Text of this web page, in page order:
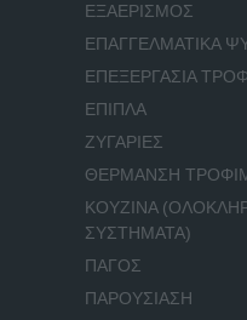
ΕΞΑΕΡΙΣΜΟΣ
ΕΠΑΓΓΕΛΜΑΤΙΚΑ
ΕΠΕΞΕΡΓΑΣΙΑ
ΕΠΙΠΛΑ
ΖΥΓΑΡΙΕΣ
ΘΕΡΜΑΝΣΗ
ΚΟΥΖΙΝΑ
ΣΥΣΤΗΜΑΤΑ)
ΠΑΓΟΣ
ΠΑΡΟΥΣΙΑΣΗ